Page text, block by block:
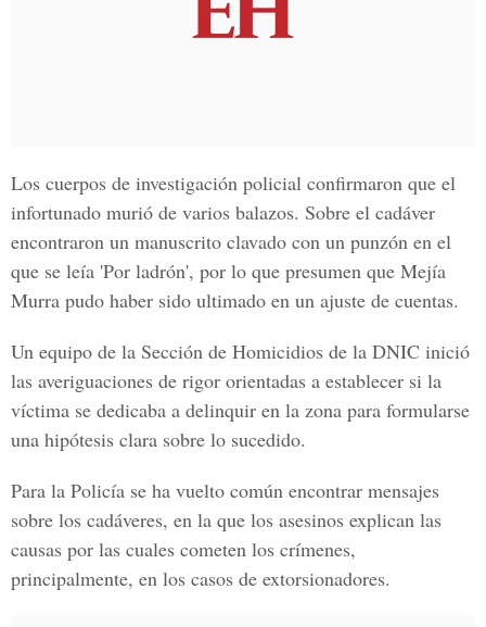
Los cuerpos de investigación policial confirmaron que el
infortunado murió de varios balazos. Sobre el cadáver
encontraron un manuscrito clavado con un punzón en el
que se leía 'Por ladrón', por lo que presumen que Mejía
Murra pudo haber sido ultimado en un ajuste de cuentas.
Un equipo de la Sección de Homicidios de la DNIC inició
las averiguaciones de rigor orientadas a establecer si la
víctima se dedicaba a delinquir en la zona para formularse
una hipótesis clara sobre lo sucedido.
Para la Policía se ha vuelto común encontrar mensajes
sobre los cadáveres, en la que los asesinos explican las
causas por las cuales cometen los crímenes,
principalmente, en los casos de extorsionadores.